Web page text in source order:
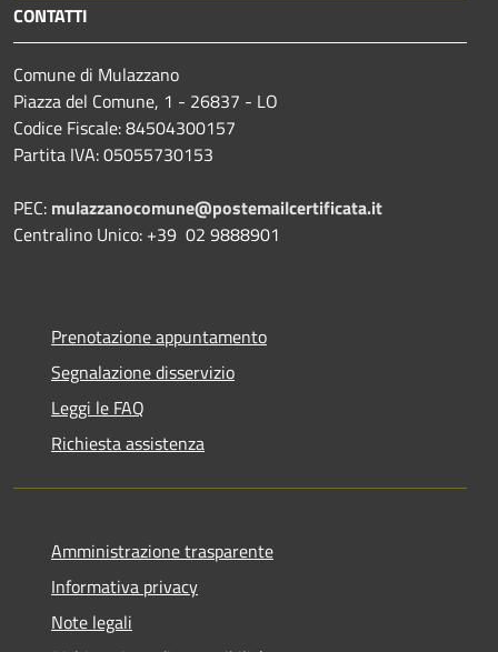
CONTATTI
Comune di Mulazzano
Piazza del Comune, 1 - 26837 - LO
Codice Fiscale: 84504300157
Partita IVA: 05055730153
PEC: mulazzanocomune@postemailcertificata.it
Centralino Unico: +39 02 9888901
Prenotazione appuntamento
Segnalazione disservizio
Leggi le FAQ
Richiesta assistenza
Amministrazione trasparente
Informativa privacy
Note legali